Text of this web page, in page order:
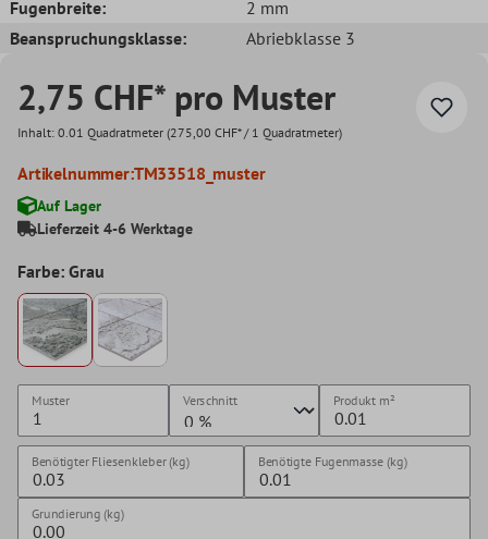
Fugenbreite:
2 mm
Beanspruchungsklasse:
Abriebklasse 3
2,75 CHF* pro Muster
Inhalt: 0.01 Quadratmeter (275,00 CHF* / 1 Quadratmeter)
Artikelnummer:TM33518_muster
Auf Lager
Lieferzeit 4-6 Werktage
Farbe: Grau
Muster Verschnitt Produkt m²
Benötigter Fliesenkleber (kg) Benötigte Fugenmasse (kg)
Grundierung (kg)